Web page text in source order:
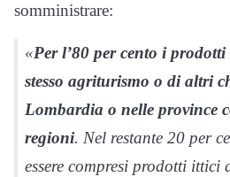
somministrare:
«Per l’80 per cento i prodotti
stesso agriturismo o di altri
Lombardia o nelle province
regioni. Nel restante 20 per
essere compresi prodotti ittici